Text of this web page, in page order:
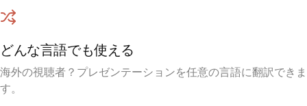
どんな言語でも使える
海外の視聴者？プレゼンテーションを任意の言語に翻訳できま
す。